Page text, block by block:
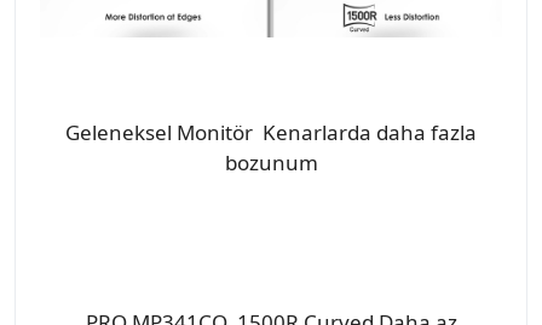
Geleneksel Monitör Kenarlarda daha fazla
bozunum